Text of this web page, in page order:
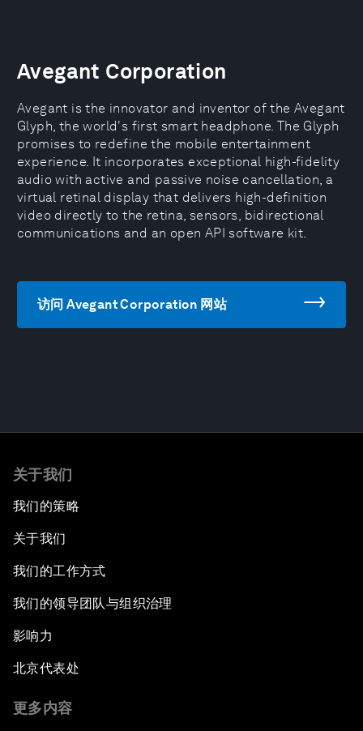
Avegant Corporation
Avegant is the innovator and inventor of the Avegant
Glyph, the world's first smart headphone. The Glyph
promises to redefine the mobile entertainment
experience. It incorporates exceptional high-fidelity
audio with active and passive noise cancellation, a
virtual retinal display that delivers high-definition
video directly to the retina, sensors, bidirectional
communications and an open API software kit.
访问 Avegant Corporation 网站
关于我们
我们的策略
关于我们
我们的工作方式
我们的领导团队与组织治理
影响力
北京代表处
更多内容